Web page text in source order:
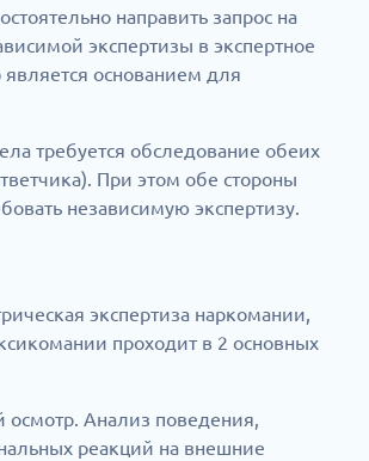
направить запрос на
экспертизы в экспертное
основанием для
требуется обследование обеих
При этом обе стороны
независимую экспертизу.
экспертиза наркомании,
проходит в 2 основных
Анализ поведения,
реакций на внешние